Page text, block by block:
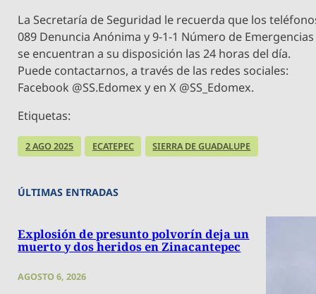
La Secretaría de Seguridad le recuerda que los
089 Denuncia Anónima y 9-1-1 Número de Emergencias
se encuentran a su disposición las 24 horas del día.
Puede contactarnos, a través de las redes sociales:
Facebook @SS.Edomex y en X @SS_Edomex.
Etiquetas:
2 AGO 2025 ECATEPEC SIERRA DE GUADALUPE
ÚLTIMAS ENTRADAS
Explosión de presunto polvorín deja un
muerto y dos heridos en Zinacantepec
AGOSTO 6, 2026